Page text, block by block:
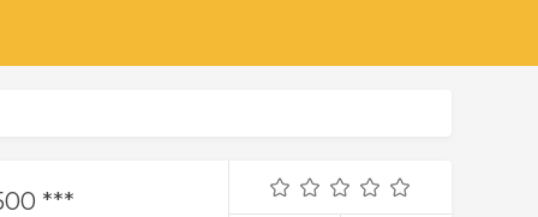
***